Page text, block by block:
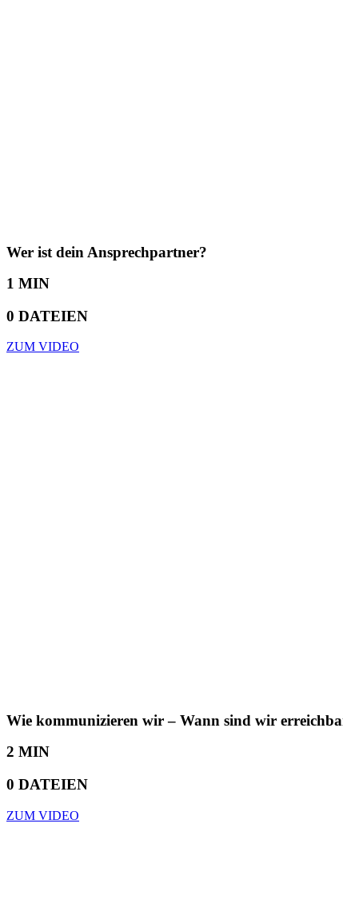
Wer ist dein Ansprechpartner?
1 MIN
0 DATEIEN
ZUM VIDEO
Wie kommunizieren wir – Wann sind wir
2 MIN
0 DATEIEN
ZUM VIDEO